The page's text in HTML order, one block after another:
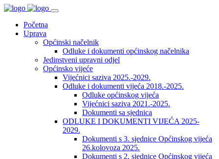
Početna
Uprava
Općinski načelnik
Odluke i dokumenti općinskog načelnika
Jedinstveni upravni odjel
Općinsko vijeće
Vijećnici saziva 2025.-2029.
Odluke i dokumenti vijeća 2018.-2025.
Odluke općinskog vijeća
Vijećnici saziva 2021.-2025.
Dokumenti sa sjednica
ODLUKE I DOKUMENTI VIJEĆA 2025-
2029.
Dokumenti s 3. sjednice Općinskog vijeća
26.kolovoza 2025.
Dokumenti s 2. sjednice Općinskog vijeća